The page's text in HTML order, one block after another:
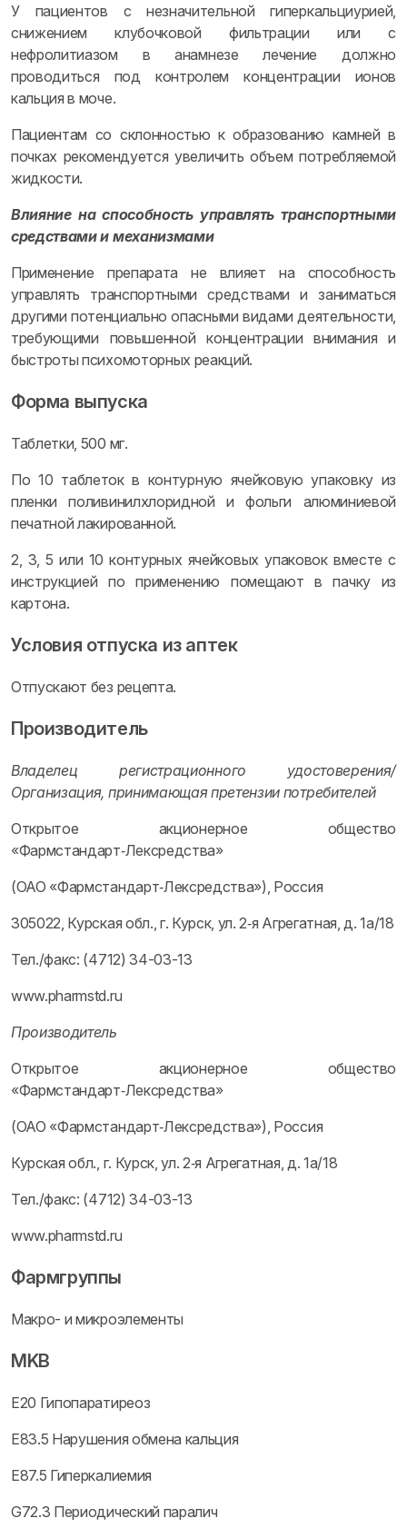
У пациентов с незначительной гиперкальциурией,
снижением клубочковой фильтрации или с
нефролитиазом в анамнезе лечение должно
проводиться под контролем концентрации ионов
кальция в моче.
Пациентам со склонностью к образованию камней в
почках рекомендуется увеличить объем потребляемой
жидкости.
Влияние на способность управлять транспортными
средствами и механизмами
Применение препарата не влияет на способность
управлять транспортными средствами и заниматься
другими потенциально опасными видами деятельности,
требующими повышенной концентрации внимания и
быстроты психомоторных реакций.
Форма выпуска
Таблетки, 500 мг.
По 10 таблеток в контурную ячейковую упаковку из
пленки поливинилхлоридной и фольги алюминиевой
печатной лакированной.
2, 3, 5 или 10 контурных ячейковых упаковок вместе с
инструкцией по применению помещают в пачку из
картона.
Условия отпуска из аптек
Отпускают без рецепта.
Производитель
Владелец регистрационного удостоверения/
Организация, принимающая претензии потребителей
Открытое акционерное общество
«Фармстандарт‑Лексредства»
(ОАО «Фармстандарт‑Лексредства»), Россия
305022, Курская обл., г. Курск, ул. 2‑я Агрегатная, д. 1а/18
Тел./факс: (4712) 34-03-13
www.pharmstd.ru
Производитель
Открытое акционерное общество
«Фармстандарт‑Лексредства»
(ОАО «Фармстандарт‑Лексредства»), Россия
Курская обл., г. Курск, ул. 2‑я Агрегатная, д. 1а/18
Тел./факс: (4712) 34-03-13
www.pharmstd.ru
Фармгруппы
Макро- и микроэлементы
MKB
E20 Гипопаратиреоз
E83.5 Нарушения обмена кальция
E87.5 Гиперкалиемия
G72.3 Периодический паралич